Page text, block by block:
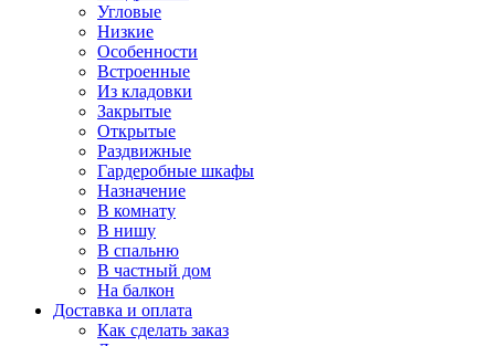
Угловые
Низкие
Особенности
Встроенные
Из кладовки
Закрытые
Открытые
Раздвижные
Гардеробные шкафы
Назначение
В комнату
В нишу
В спальню
В частный дом
На балкон
Доставка и оплата
Как сделать заказ